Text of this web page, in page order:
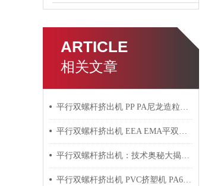
ARTICLE
相关文章
平行双螺杆挤出机 PP PA尼龙造粒机技术参数
平行双螺杆挤出机 EEA EMA平双挤出机 双螺杆挤出机技术参数
平行双螺杆挤出机：技术奥秘大揭秘！
平行双螺杆挤出机 PVC挤塑机 PA6+玻纤挤出造粒机技术参数